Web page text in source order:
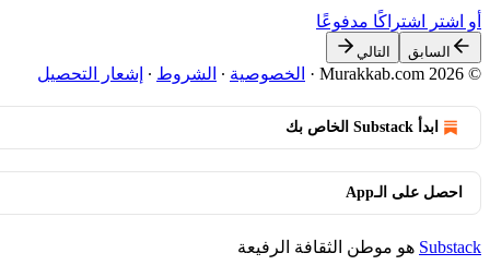
أو اشترِ اشتراكًا مدفوعًا
السابق التالي
© 2026 Murakkab.com
· الخصوصية ∙ الشروط ∙ إشعار التحصيل
ابدأ Substack الخاص بك
احصل على الـApp
Substack هو موطن الثقافة الرفيعة